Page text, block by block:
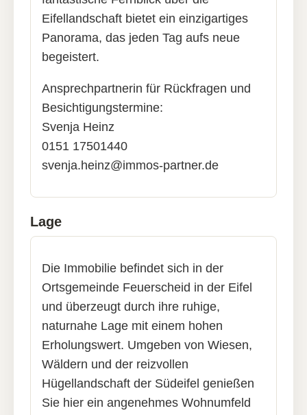
Eifellandschaft bietet ein einzigartiges
Panorama, das jeden Tag aufs neue
begeistert.
Ansprechpartnerin für Rückfragen und
Besichtigungstermine:
Svenja Heinz
0151 17501440
svenja.heinz@immos-partner.de
Lage
Die Immobilie befindet sich in der
Ortsgemeinde Feuerscheid in der Eifel
und überzeugt durch ihre ruhige,
naturnahe Lage mit einem hohen
Erholungswert. Umgeben von Wiesen,
Wäldern und der reizvollen
Hügellandschaft der Südeifel genießen
Sie hier ein angenehmes Wohnumfeld